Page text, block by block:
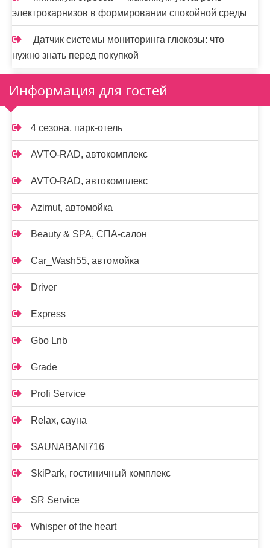
электрокарнизов в формировании спокойной среды
Датчик системы мониторинга глюкозы: что
нужно знать перед покупкой
Информация для гостей
4 сезона, парк-отель
AVTO-RAD, автокомплекс
AVTO-RAD, автокомплекс
Azimut, автомойка
Beauty & SPA, СПА-салон
Car_Wash55, автомойка
Driver
Express
Gbo Lnb
Grade
Profi Service
Relax, сауна
SAUNABANI716
SkiPark, гостиничный комплекс
SR Service
Whisper of the heart